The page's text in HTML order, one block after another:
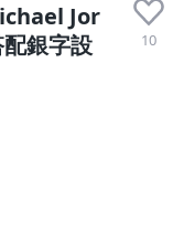
Jor
銀字設
10